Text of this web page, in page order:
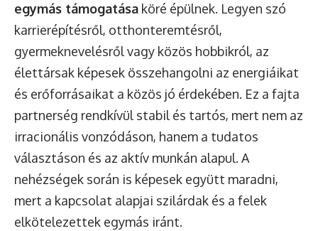
egymás támogatása köré épülnek. Legyen szó
karrierépítésről, otthonteremtésről,
gyermeknevelésről vagy közös hobbikról, az
élettársak képesek összehangolni az energiáikat
és erőforrásaikat a közös jó érdekében. Ez a fajta
partnerség rendkívül stabil és tartós, mert nem az
irracionális vonzódáson, hanem a tudatos
választáson és az aktív munkán alapul. A
nehézségek során is képesek együtt maradni,
mert a kapcsolat alapjai szilárdak és a felek
elkötelezettek egymás iránt.